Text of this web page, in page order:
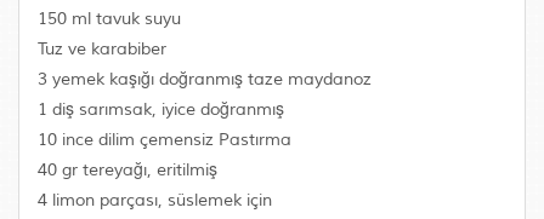
150 ml tavuk suyu
Tuz ve karabiber
3 yemek kaşığı doğranmış taze maydanoz
1 diş sarımsak, iyice doğranmış
10 ince dilim çemensiz Pastırma
40 gr tereyağı, eritilmiş
4 limon parçası, süslemek için